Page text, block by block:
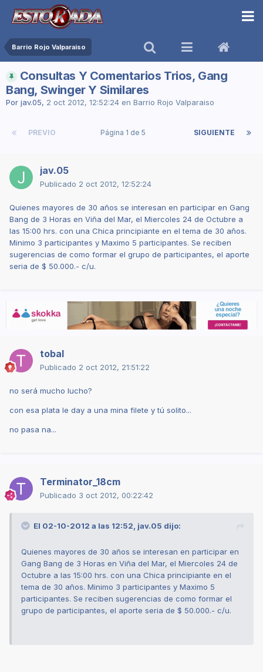
Barrio Rojo Valparaiso
Consultas Y Comentarios Trios, Gang
Bang, Swinger Y Similares
Por jav.05, 2 oct 2012, 12:52:24 en Barrio Rojo Valparaiso
PREVIO SIGUIENTE
Página 1 de 5
jav.05
Publicado 2 oct 2012, 12:52:24
Quienes mayores de 30 años se interesan en participar en Gang
Bang de 3 Horas en Viña del Mar, el Miercoles 24 de Octubre a
las 15:00 hrs. con una Chica principiante en el tema de 30 años.
Minimo 3 participantes y Maximo 5 participantes. Se reciben
sugerencias de como formar el grupo de participantes, el aporte
seria de $ 50.000.- c/u.
tobal
Publicado 2 oct 2012, 21:51:22
no será mucho lucho?
con esa plata le day a una mina filete y tú solito...
no pasa na...
Terminator_18cm
Publicado 3 oct 2012, 00:22:42
El 02-10-2012 a las 12:52, jav.05 dijo:
Quienes mayores de 30 años se interesan en participar en
Gang Bang de 3 Horas en Viña del Mar, el Miercoles 24 de
Octubre a las 15:00 hrs. con una Chica principiante en el
tema de 30 años. Minimo 3 participantes y Maximo 5
participantes. Se reciben sugerencias de como formar el
grupo de participantes, el aporte seria de $ 50.000.- c/u.